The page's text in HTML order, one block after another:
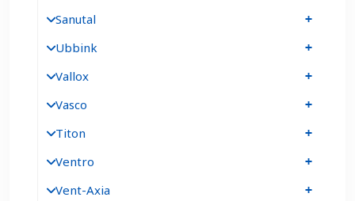
Sanutal
Ubbink
Vallox
Vasco
Titon
Ventro
Vent-Axia